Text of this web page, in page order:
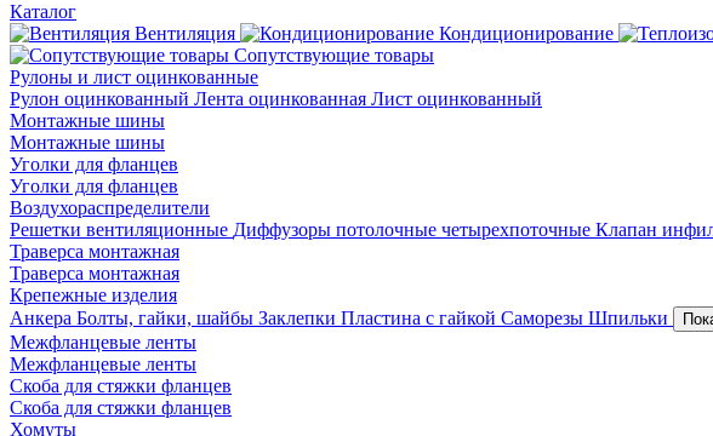
Каталог
Вентиляция
Кондиционирование
Сопутствующие товары
Рулоны и лист оцинкованные
Рулон оцинкованный Лента оцинкованная Лист оцинкованный
Монтажные шины
Монтажные шины
Уголки для фланцев
Уголки для фланцев
Воздухораспределители
Решетки вентиляционные Диффузоры потолочные четырехпоточные Клапан
Траверса монтажная
Траверса монтажная
Крепежные изделия
Анкера Болты, гайки, шайбы Заклепки Пластина с гайкой Саморезы Шпильки
Межфланцевые ленты
Межфланцевые ленты
Скоба для стяжки фланцев
Скоба для стяжки фланцев
Хомуты